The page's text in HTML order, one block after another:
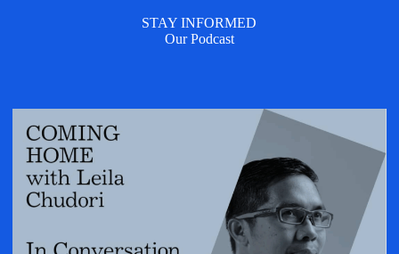
STAY INFORMED
Our Podcast